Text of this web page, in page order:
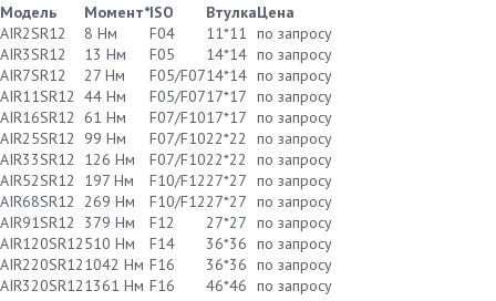
Модель Момент*ISO ВтулкаЦена
AIR2SR12
8 Нм F04 11*11
по запросу
AIR3SR12
13 Нм F05 14*14 по запросу
AIR7SR12
27 Нм F05/F0714*14 по запросу
AIR11SR12 44 Нм F05/F0717*17 по запросу
AIR16SR12 61 Нм F07/F1017*17 по запросу
AIR25SR12
99 Нм F07/F1022*22
по запросу
AIR33SR12
126 Нм F07/F1022*22
по запросу
AIR52SR12
197 Нм F10/F1227*27 по запросу
AIR68SR12
269 Нм F10/F1227*27 по запросу
AIR91SR12
379 Нм F12 27*27 по запросу
AIR120SR12510 Нм F14 36*36 по запросу
AIR220SR121042 Нм F16 36*36 по запросу
AIR320SR121361 Нм F16 46*46 по запросу